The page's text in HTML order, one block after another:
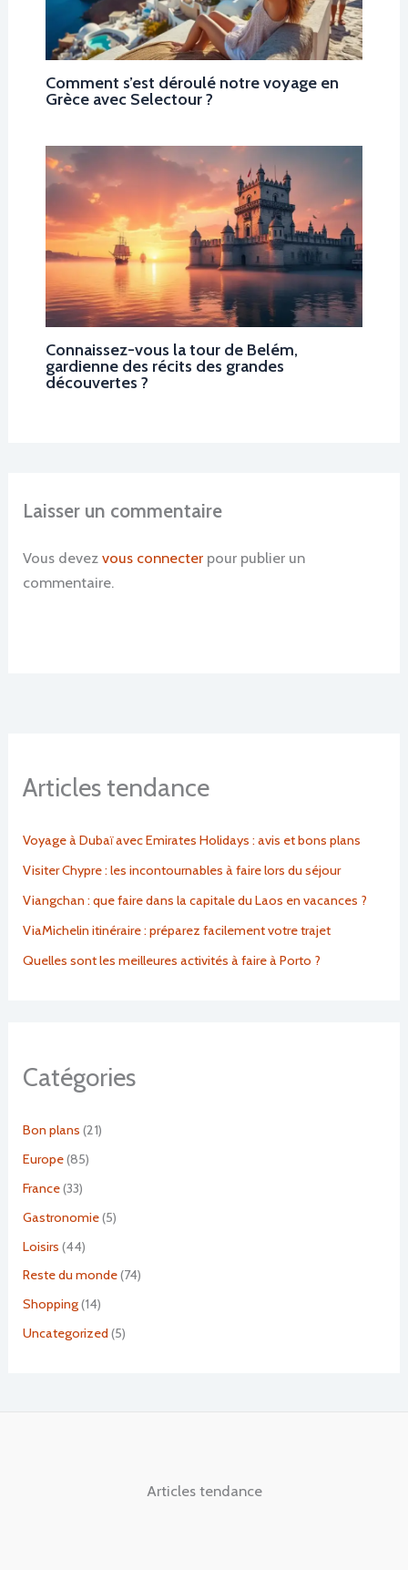
Comment s’est déroulé notre voyage en
Grèce avec Selectour ?
Connaissez-vous la tour de Belém,
gardienne des récits des grandes
découvertes ?
Laisser un commentaire
Vous devezvous connecter pour publier un
commentaire.
Articles tendance
Voyage à Dubaï avec Emirates Holidays : avis et bons plans
Visiter Chypre : les incontournables à faire lors du séjour
Viangchan : que faire dans la capitale du Laos en vacances ?
ViaMichelin itinéraire : préparez facilement votre trajet
Quelles sont les meilleures activités à faire à Porto ?
Catégories
Bon plans (21)
Europe(85)
France(33)
Gastronomie(5)
Loisirs (44)
Reste du monde(74)
Shopping(14)
Uncategorized (5)
Articles tendance